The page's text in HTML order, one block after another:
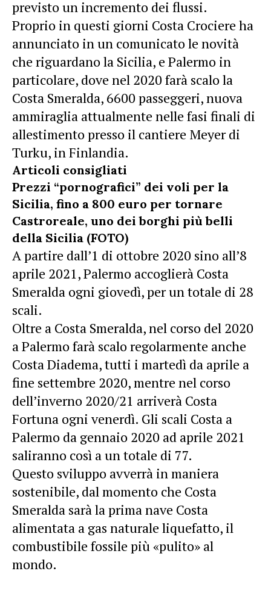
previsto un incremento dei flussi.
Proprio in questi giorni Costa Crociere ha
annunciato in un comunicato le novità
che riguardano la Sicilia, e Palermo in
particolare, dove nel 2020 farà scalo la
Costa Smeralda, 6600 passeggeri, nuova
ammiraglia attualmente nelle fasi finali di
allestimento presso il cantiere Meyer di
Turku, in Finlandia.
Articoli consigliati
Prezzi “pornografici” dei voli per la
Sicilia, fino a 800 euro per tornare
Castroreale, uno dei borghi più belli
della Sicilia (FOTO)
A partire dall’1 di ottobre 2020 sino all’8
aprile 2021, Palermo accoglierà Costa
Smeralda ogni giovedì, per un totale di 28
scali.
Oltre a Costa Smeralda, nel corso del 2020
a Palermo farà scalo regolarmente anche
Costa Diadema, tutti i martedì da aprile a
fine settembre 2020, mentre nel corso
dell’inverno 2020/21 arriverà Costa
Fortuna ogni venerdì. Gli scali Costa a
Palermo da gennaio 2020 ad aprile 2021
saliranno così a un totale di 77.
Questo sviluppo avverrà in maniera
sostenibile, dal momento che Costa
Smeralda sarà la prima nave Costa
alimentata a gas naturale liquefatto, il
combustibile fossile più «pulito» al
mondo.